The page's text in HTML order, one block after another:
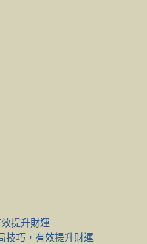
技巧，有效提升財運